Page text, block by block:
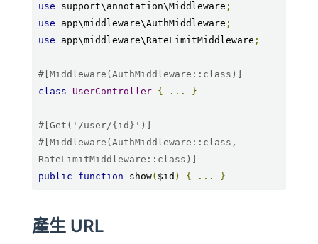
use support\annotation\Middleware ;
use app\middleware\AuthMiddleware ;
use app\middleware\RateLimitMiddleware ;
#[Middleware(AuthMiddleware::class)]
class
UserController { ... }
#[Get('/user/{id}')]
#[Middleware(AuthMiddleware::class,
RateLimitMiddleware::class)]
public
function show( $id ) { ... }
產生 URL